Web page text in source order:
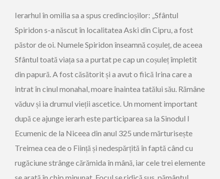
Ierarhul în omilia sa a spus credincioșilor: „Sfântul
Spiridon s-a născut în localitatea Aski din Cipru, a fost
păstor de oi. Numele Spiridon înseamnă coșuleț, de aceea
Sfântul toată viața sa a purtat pe cap un coșuleț împletit
din papură. A fost căsătorit și a avut o fiică Irina care a
intrat în cinul monahal, moare înaintea tatălui său. Rămâne
văduv și ia drumul vieții ascetice. Un moment important
după ce ajunge ierarh este participarea sa la Sinodul I
Ecumenic de la Niceea din anul 325 unde mărturisește
Treimea cea de o Ființă și nedespărțită în faptă când cu
rugăciune strânge cărămida în mână, iar cele trei elemente